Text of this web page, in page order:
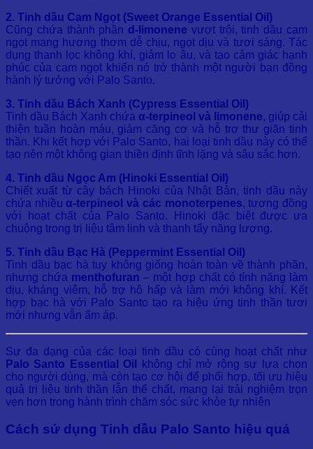
2. Tinh dầu Cam Ngọt (Sweet Orange Essential Oil)
Cũng chứa thành phần d-limonene vượt trội, tinh dầu cam
ngọt mang hương thơm dễ chịu, ngọt dịu và tươi sáng. Tác
dụng thanh lọc không khí, giảm lo âu, và tạo cảm giác hạnh
phúc của cam ngọt khiến nó trở thành một người bạn đồng
hành lý tưởng với Palo Santo.
3. Tinh dầu Bách Xanh (Cypress Essential Oil)
Tinh dầu Bách Xanh chứa α-terpineol và limonene, giúp cải
thiện tuần hoàn máu, giảm căng cơ và hỗ trợ thư giãn tinh
thần. Khi kết hợp với Palo Santo, hai loại tinh dầu này có thể
tạo nên một không gian thiền định tĩnh lặng và sâu sắc hơn.
4. Tinh dầu Ngọc Am (Hinoki Essential Oil)
Chiết xuất từ cây bách Hinoki của Nhật Bản, tinh dầu này
chứa nhiều α-terpineol và các monoterpenes, tương đồng
với hoạt chất của Palo Santo. Hinoki đặc biệt được ưa
chuộng trong trị liệu tâm linh và thanh tẩy năng lượng.
5. Tinh dầu Bạc Hà (Peppermint Essential Oil)
Tinh dầu bạc hà tuy không giống hoàn toàn về thành phần,
nhưng chứa menthofuran – một hợp chất có tính năng làm
dịu, kháng viêm, hỗ trợ hô hấp và làm mới không khí. Kết
hợp bạc hà với Palo Santo tạo ra hiệu ứng tinh thần tươi
mới nhưng vẫn ấm áp.
Sự đa dạng của các loại tinh dầu có cùng hoạt chất như
Palo Santo Essential Oil
không chỉ mở rộng sự lựa chọn
cho người dùng, mà còn tạo cơ hội để phối hợp, tối ưu hiệu
quả trị liệu tinh thần lẫn thể chất, mang lại trải nghiệm trọn
vẹn hơn trong hành trình chăm sóc sức khỏe tự nhiên
Cách sử dụng Tinh dầu Palo Santo hiệu quả